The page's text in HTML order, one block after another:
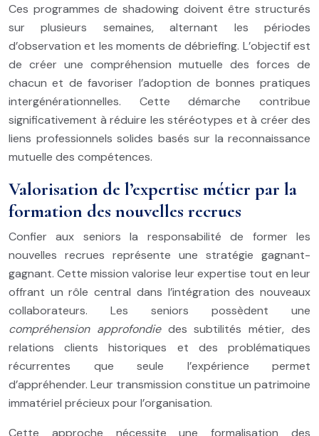
Ces programmes de shadowing doivent être structurés
sur plusieurs semaines, alternant les périodes
d’observation et les moments de débriefing. L’objectif est
de créer une compréhension mutuelle des forces de
chacun et de favoriser l’adoption de bonnes pratiques
intergénérationnelles. Cette démarche contribue
significativement à réduire les stéréotypes et à créer des
liens professionnels solides basés sur la reconnaissance
mutuelle des compétences.
Valorisation de l’expertise métier par la
formation des nouvelles recrues
Confier aux seniors la responsabilité de former les
nouvelles recrues représente une stratégie gagnant-
gagnant. Cette mission valorise leur expertise tout en leur
offrant un rôle central dans l’intégration des nouveaux
collaborateurs. Les seniors possèdent une
compréhension approfondie des subtilités métier, des
relations clients historiques et des problématiques
récurrentes que seule l’expérience permet
d’appréhender. Leur transmission constitue un patrimoine
immatériel précieux pour l’organisation.
Cette approche nécessite une formalisation des